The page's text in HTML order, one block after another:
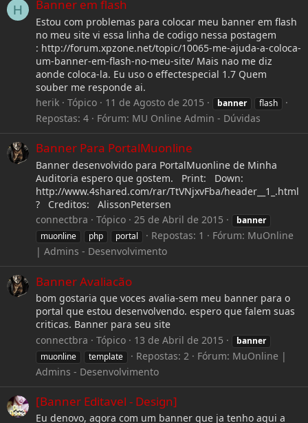
H Banner em flash
Estou com problemas para colocar meu banner em flash
no meu site vi essa linha de codigo nessa postagem
: http://forum.xpzone.net/topic/10065-me-ajuda-a-coloca-
um-banner-em-flash-no-meu-site/ Mais nao me diz
aonde coloca-la. Eu uso o effectespecial 1.7 Quem
souber me responde ai.
herik
Tópico 11 de Agosto de 2015 banner flash
Repostas: 4 Fórum: MU Online Admin - Dúvidas
Banner Para PortalMuonline
Banner desenvolvido para PortalMuonline de Minha
Auditoria espero que gostem. Print: Down:
http://www.4shared.com/rar/TtVNjxvFba/header__1_.html
? Creditos: AlissonPetersen
connectbra
Tópico 25 de Abril de 2015
banner
muonline
php portal Repostas: 1 Fórum: MuOnline
| Admins - Desenvolvimento
Banner Avaliacão
bom gostaria que voces avalia-sem meu banner para o
portal que estou desenvolvendo. espero que falem suas
criticas. Banner para seu site
connectbra
Tópico 13 de Abril de 2015
banner
muonline
template Repostas: 2 Fórum: MuOnline |
Admins - Desenvolvimento
[Banner Editavel - Design]
Eu denovo, agora com um banner que ja tenho aqui a